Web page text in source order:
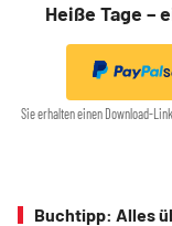
Heiße Tage –
Sie erhalten einen Download-
Buchtipp: Alles